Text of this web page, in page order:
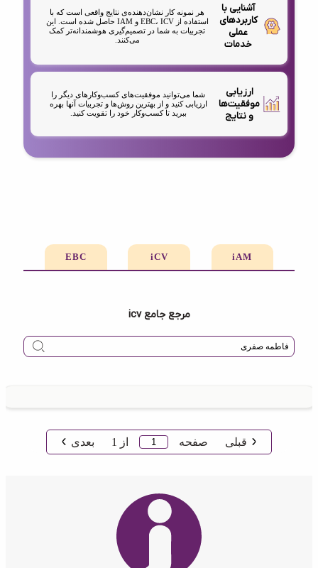
آشنایی با
کاربردهای
عملی
خدمات
هر نمونه کار نشان‌دهنده‌ی نتایج واقعی است که با
استفاده از EBC، ICV و IAM حاصل شده است. این
تجربیات به شما در تصمیم‌گیری هوشمندانه‌تر کمک
می‌کنند.
ارزیابی
موفقیت‌ها
و نتایج
شما می‌توانید موفقیت‌های کسب‌وکارهای دیگر را
ارزیابی کنید و از بهترین روش‌ها و تجربیات آنها بهره
ببرید تا کسب‌وکار خود را تقویت کنید.
iAM
iCV
EBC
مرجع جامع icv
قبلی صفحه از 1 بعدی